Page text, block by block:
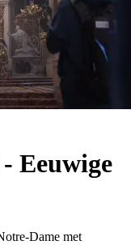
Eeuwige
Dame met